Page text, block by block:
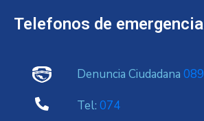
Telefonos de emergencia
Denuncia Ciudadana 089
Tel: 074